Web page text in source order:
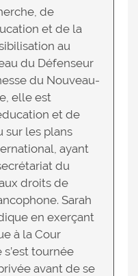
de
et de la
au
du Défenseur
du Nouveau-
elle est
et de
sur les plans
ayant
du
droits de
Sarah
en exerçant
à la Cour
tournée
avant de se